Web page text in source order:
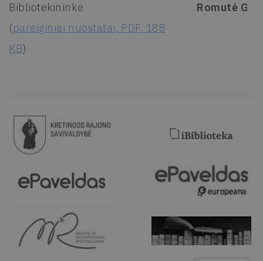
Bibliotekininkė
(pareiginiai nuostatai, PDF, 188
KB)
Romutė